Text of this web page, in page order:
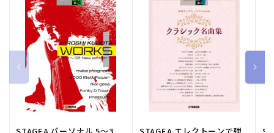
STAGEA パーソナル 5～3
STAGEA エレクトーンで弾